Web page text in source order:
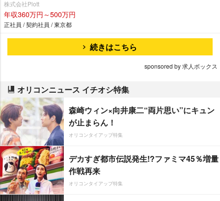
株式会社Plott
年収360万円～500万円
正社員 / 契約社員 / 東京都
続きはこちら
sponsored by 求人ボックス
オリコンニュース イチオシ特集
森崎ウィン×向井康二“両片思い”にキュン
が止まらん！
オリコンタイアップ特集
デカすぎ都市伝説発生!?ファミマ45％増量
作戦再来
オリコンタイアップ特集